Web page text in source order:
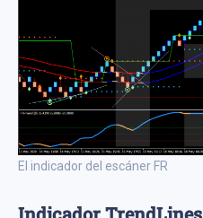
El indicador del escáner FR